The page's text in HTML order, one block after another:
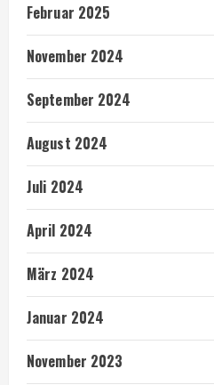
Februar 2025
November 2024
September 2024
August 2024
Juli 2024
April 2024
März 2024
Januar 2024
November 2023